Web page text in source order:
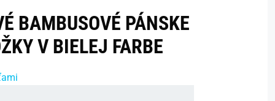
BAMBUSOVÉ PÁNSKE
V BIELEJ FARBE